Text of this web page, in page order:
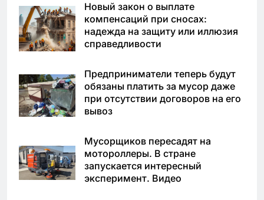
Новый закон о выплате
компенсаций при сносах:
надежда на защиту или иллюзия
справедливости
Предприниматели теперь будут
обязаны платить за мусор даже
при отсутствии договоров на его
вывоз
Мусорщиков пересадят на
мотороллеры. В стране
запускается интересный
эксперимент. Видео